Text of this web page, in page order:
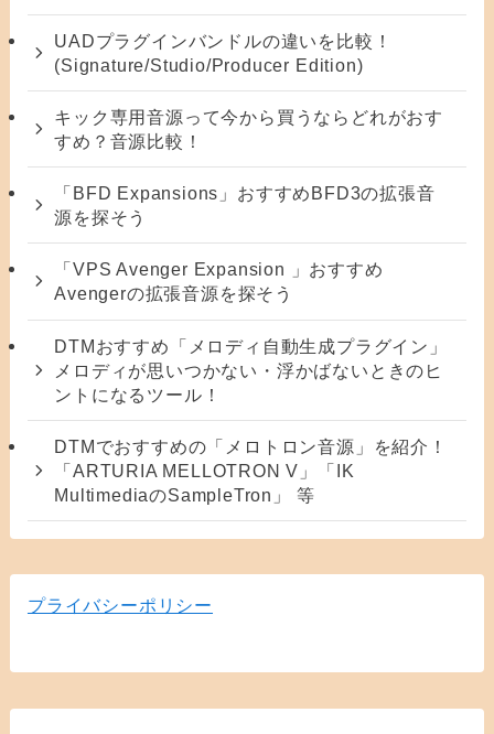
UADプラグインバンドルの違いを比較！
(Signature/Studio/Producer Edition)
キック専用音源って今から買うならどれがおす
すめ？音源比較！
「BFD Expansions」おすすめBFD3の拡張音
源を探そう
「VPS Avenger Expansion 」おすすめ
Avengerの拡張音源を探そう
DTMおすすめ「メロディ自動生成プラグイン」
メロディが思いつかない・浮かばないときのヒ
ントになるツール！
DTMでおすすめの「メロトロン音源」を紹介！
「ARTURIA MELLOTRON V」「IK
MultimediaのSampleTron」 等
プライバシーポリシー